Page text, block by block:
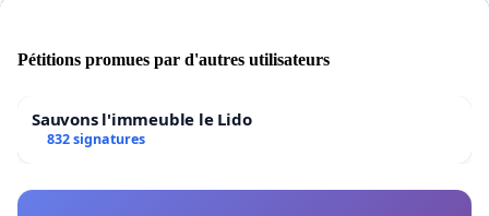
Pétitions promues par d'autres utilisateurs
Sauvons l'immeuble le Lido
832 signatures